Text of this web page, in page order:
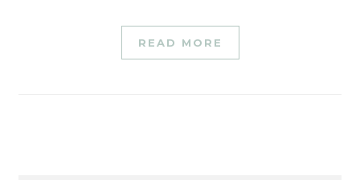
READ MORE